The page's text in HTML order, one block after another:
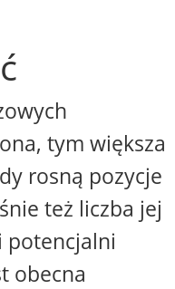
tym większa
rosną pozycje
też liczba jej
potencjalni
obecna